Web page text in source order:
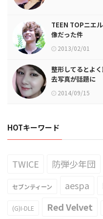
TEEN TOPニエ
像だった件
2013/02/01
整形してるとよ
去写真が話題に
2014/09/15
HOTキーワード
TWICE 防弾少年団
セブンティーン aespa
(G)I-DLE Red Velvet